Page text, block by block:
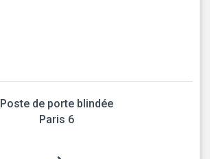
Poste de porte blindée
Paris 6